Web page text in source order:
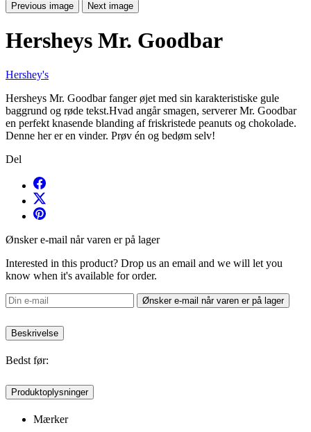
Previous image Next image
Hersheys Mr. Goodbar
Hershey's
Hersheys Mr. Goodbar fanger øjet med sin karakteristiske gule
baggrund og røde tekst.Hvad angår smagen, serverer Mr. Goodbar
en perfekt knasende blanding af friskristede peanuts og chokolade.
Denne her er en vinder. Prøv én og bedøm selv!
Del
Ønsker e-mail når varen er på lager
Interested in this product? Drop us an email and we will let you
know when it's available for order.
Ønsker e-mail når varen er på lager
Beskrivelse
Bedst før:
Produktoplysninger
Mærker